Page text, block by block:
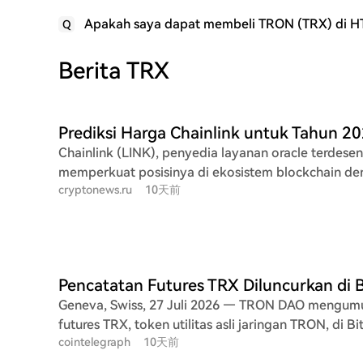
Q Apakah saya dapat membeli TRON (TRX) di
Berita TRX
Chainlink (LINK), penyedia layanan oracle
memperkuat posisinya di ekosistem blockchain
dan kemitraan strategis. Analisis teknis
harga diproyeksikan berkisar antara $7.00
(tertinggi), dengan rata-rata $11.38. Prediksi
menunjukkan potensi kenaikan bertahap, dengan
tahun 2032 diperkirakan mencapai sekitar $52.95. Analisis
cryptonews.ru 10天前
Geneva, Swiss, 27 Juli 2026 — TRON DAO
futures TRX, token utilitas asli jaringan TRON, di
clearinghouse yang diatur CFTC di AS. Pencatatan
cointelegraph 10天前